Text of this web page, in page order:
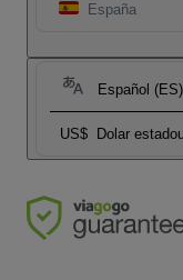
España
Español (ES)
US$ Dolar